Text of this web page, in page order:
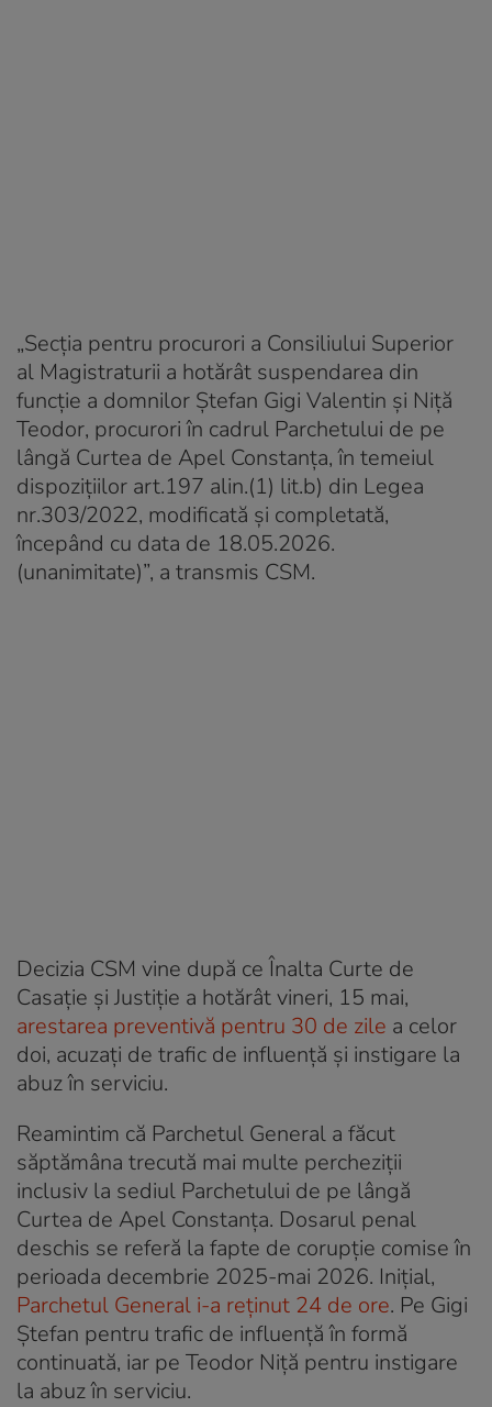
„Secţia pentru procurori a Consiliului Superior
al Magistraturii a hotărât suspendarea din
funcție a domnilor Ștefan Gigi Valentin și Niță
Teodor, procurori în cadrul Parchetului de pe
lângă Curtea de Apel Constanța, în temeiul
dispozițiilor art.197 alin.(1) lit.b) din Legea
nr.303/2022, modificată și completată,
începând cu data de 18.05.2026.
(unanimitate)”, a transmis CSM.
Decizia CSM vine după ce Înalta Curte de
Casație și Justiție a hotărât vineri, 15 mai,
arestarea preventivă pentru 30 de zile a celor
doi, acuzați de trafic de influență și instigare la
abuz în serviciu.
Reamintim că Parchetul General a făcut
săptămâna trecută mai multe percheziții
inclusiv la sediul Parchetului de pe lângă
Curtea de Apel Constanța. Dosarul penal
deschis se referă la fapte de corupție comise în
perioada decembrie 2025-mai 2026. Inițial,
Parchetul General i-a reținut 24 de ore. Pe Gigi
Ștefan pentru trafic de influență în formă
continuată, iar pe Teodor Niță pentru instigare
la abuz în serviciu.